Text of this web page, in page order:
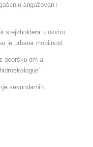
angažovan i
stejkholdera u okviru
je urbana mobilnost
podršku dm-a
sekundarnih